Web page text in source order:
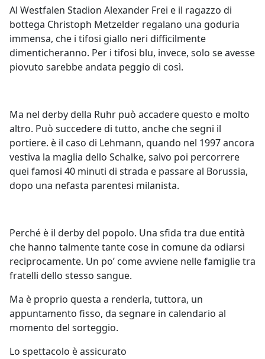
Al Westfalen Stadion Alexander Frei e il ragazzo di
bottega Christoph Metzelder regalano una goduria
immensa, che i tifosi giallo neri difficilmente
dimenticheranno. Per i tifosi blu, invece, solo se avesse
piovuto sarebbe andata peggio di così.
Ma nel derby della Ruhr può accadere questo e molto
altro. Può succedere di tutto, anche che segni il
portiere. è il caso di Lehmann, quando nel 1997 ancora
vestiva la maglia dello Schalke, salvo poi percorrere
quei famosi 40 minuti di strada e passare al Borussia,
dopo una nefasta parentesi milanista.
Perché è il derby del popolo. Una sfida tra due entità
che hanno talmente tante cose in comune da odiarsi
reciprocamente. Un po’ come avviene nelle famiglie tra
fratelli dello stesso sangue.
Ma è proprio questa a renderla, tuttora, un
appuntamento fisso, da segnare in calendario al
momento del sorteggio.
Lo spettacolo è assicurato